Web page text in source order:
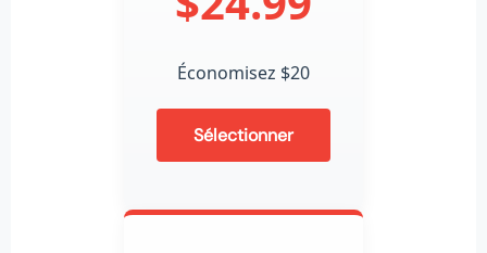
Économisez $20
Sélectionner